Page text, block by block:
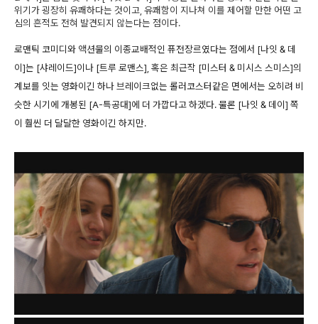
위기가 굉장히 유쾌하다는 것이고, 유쾌함이 지나쳐 이를 제어할 만한 어떤 고
심의 흔적도 전혀 발견되지 않는다는 점이다.
로맨틱 코미디와 액션물의 이종교배적인 퓨전장르였다는 점에서 [나잇 & 데
이]는 [샤레이드]이나 [트루 로맨스], 혹은 최근작 [미스터 & 미시스 스미스]의
계보를 잇는 영화이긴 하나 브레이크없는 롤러코스터같은 면에서는 오히려 비
슷한 시기에 개봉된 [A-특공대]에 더 가깝다고 하겠다. 물론 [나잇 & 데이] 쪽
이 훨씬 더 달달한 영화이긴 하지만.